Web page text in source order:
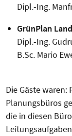
Dipl.-Ing.
GrünPlan
Dipl.-Ing.
B.Sc. Mario
Die Gäste waren:
Planungsbüros
die in diesen